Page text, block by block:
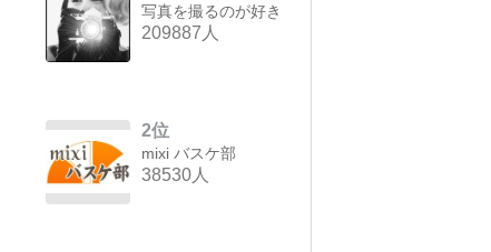
写真を撮るのが好き
209887人
2位
mixi バスケ部
38530人